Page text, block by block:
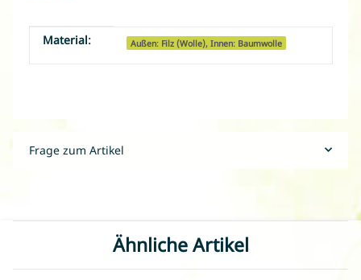
Produkteigenschaft
Wert
Material: Außen: Filz (Wolle), Innen: Baumwolle
Frage zum Artikel
Ähnliche Artikel